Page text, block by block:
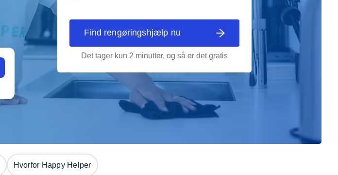
Find rengøringshjælp nu
Det tager kun 2 minutter, og så er det gratis
Hvorfor Happy Helper